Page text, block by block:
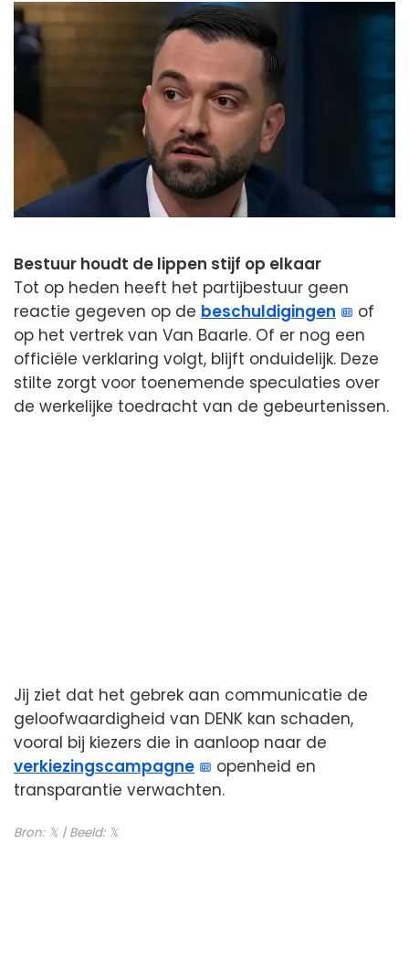
Bestuur houdt de lippen stijf op elkaar
Tot op heden heeft het partijbestuur geen
reactie gegeven op de beschuldigingen
of
op het vertrek van Van Baarle. Of er nog een
officiële verklaring volgt, blijft onduidelijk. Deze
stilte zorgt voor toenemende speculaties over
de werkelijke toedracht van de gebeurtenissen.
Jij ziet dat het gebrek aan communicatie de
geloofwaardigheid van DENK kan schaden,
vooral bij kiezers die in aanloop naar de
verkiezingscampagne
openheid en
transparantie verwachten.
Bron: 𝕏 | Beeld: 𝕏